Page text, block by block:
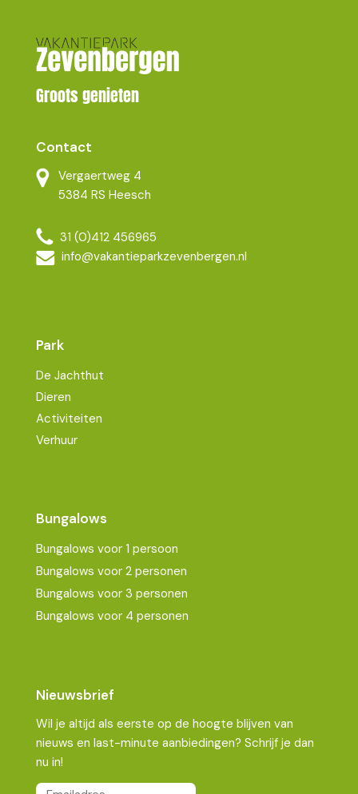
Groots genieten
Contact
Vergaertweg 4
5384 RS Heesch
31 (0)412 456965
info@vakantieparkzevenbergen.nl
Park
De Jachthut
Dieren
Activiteiten
Verhuur
Bungalows
Bungalows voor 1 persoon
Bungalows voor 2 personen
Bungalows voor 3 personen
Bungalows voor 4 personen
Nieuwsbrief
Wil je altijd als eerste op de hoogte blijven van
nieuws en last-minute aanbiedingen? Schrijf je dan
nu in!